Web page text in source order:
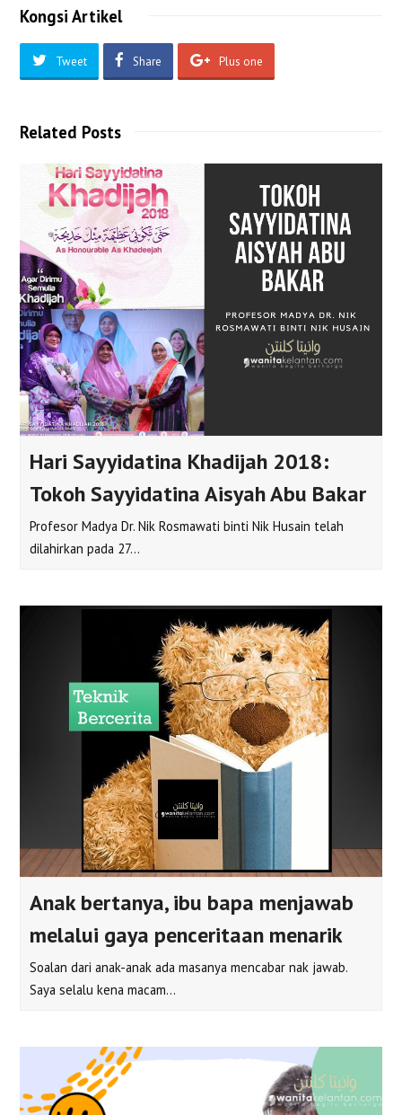
Kongsi Artikel
Tweet Share Plus one
Related Posts
Hari Sayyidatina Khadijah 2018:
Tokoh Sayyidatina Aisyah Abu Bakar
Profesor Madya Dr. Nik Rosmawati binti Nik Husain telah
dilahirkan pada 27…
Anak bertanya, ibu bapa menjawab
melalui gaya penceritaan menarik
Soalan dari anak-anak ada masanya mencabar nak jawab.
Saya selalu kena macam…